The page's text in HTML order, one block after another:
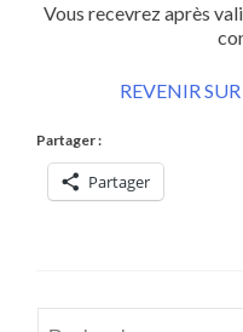
Vous recevrez après
REVENIR
Partager :
Partager